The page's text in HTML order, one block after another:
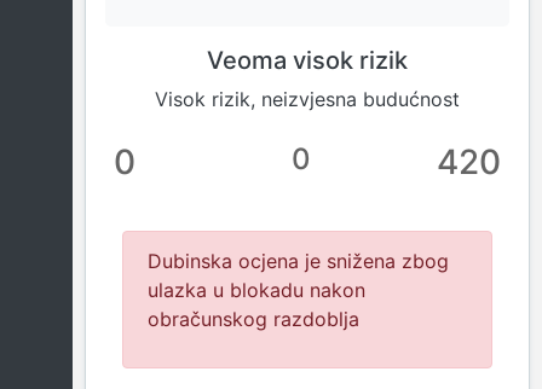
Veoma visok rizik
Visok rizik, neizvjesna budućnost
0 0 420
Dubinska ocjena je snižena zbog
ulazka u blokadu nakon
obračunskog razdoblja